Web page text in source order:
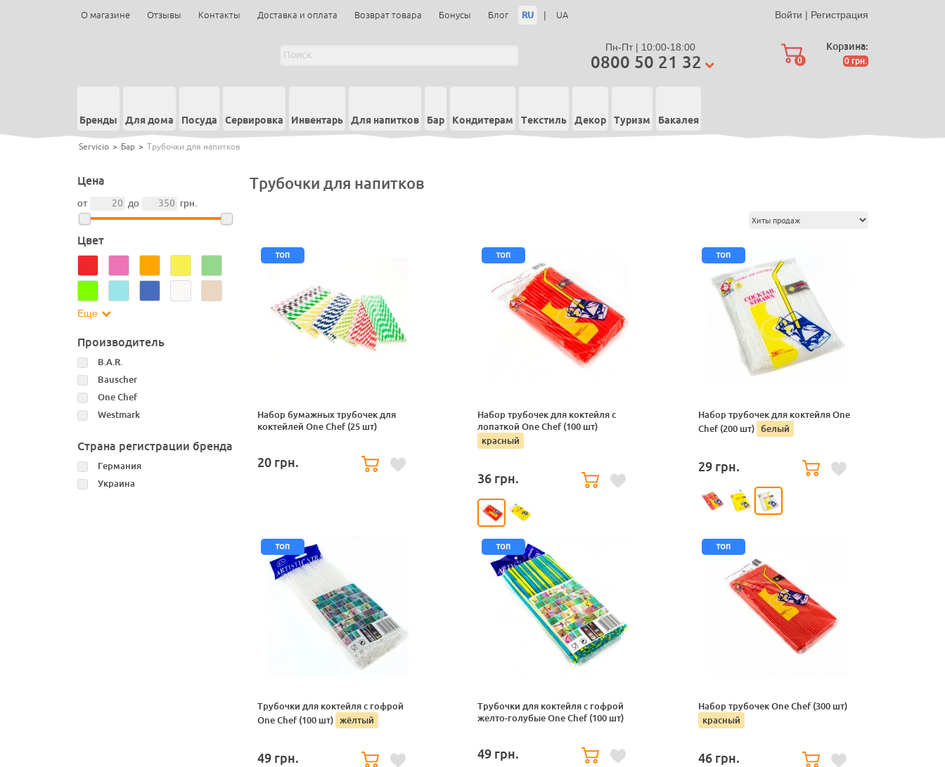
О магазине Отзывы Контакты Доставка и оплата Возврат товара Бонусы Блог RU | UA Войти | Регистрация
Пн-Пт | 10:00-18:00
0800 50 21 32 0
Корзина:
0 грн.
Бренды Для дома Посуда Сервировка Инвентарь Для напитков Бар Кондитерам Текстиль Декор Туризм Бакалея
Servicio > Бар > Трубочки для напитков
Цена
от до грн.
Цвет
Еще
Производитель
B.A.R.
Bauscher
One Chef
Westmark
Страна регистрации бренда
Германия
Украина
Трубочки для напитков
топ
Набор бумажных трубочек для
коктейлей One Chef (25 шт)
20 грн.
топ
Набор трубочек для коктейля с
лопаткой One Chef (100 шт)
красный
36 грн.
топ
Набор трубочек для коктейля One
Chef (200 шт) белый
29 грн.
топ
Трубочки для коктейля с гофрой
One Chef (100 шт) жёлтый
49 грн.
топ
Трубочки для коктейля с гофрой
желто-голубые One Chef (100 шт)
49 грн.
топ
Набор трубочек One Chef (300 шт)
красный
46 грн.